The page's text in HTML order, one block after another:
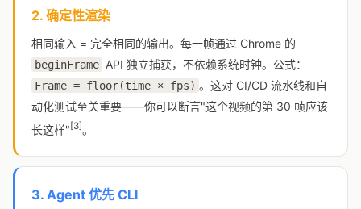
2. 确定性渲染
相同输入 = 完全相同的输出。每一帧通过 Chrome 的
beginFrame API 独立捕获，不依赖系统时钟。公式：
Frame = floor(time × fps) 。这对 CI/CD 流水线和自
动化测试至关重要——你可以断言"这个视频的第 30 帧应该
长这样"[3]。
3. Agent 优先 CLI